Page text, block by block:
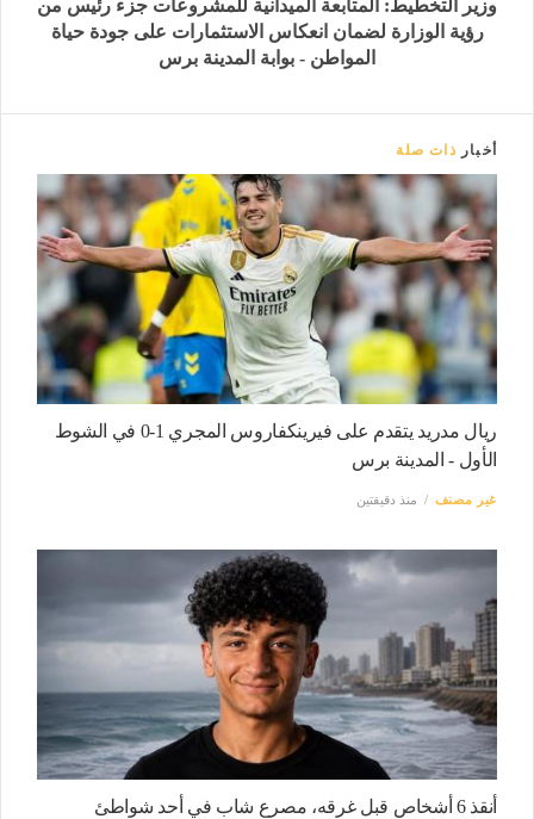
وزير التخطيط: المتابعة الميدانية للمشروعات جزء رئيس من
رؤية الوزارة لضمان انعكاس الاستثمارات على جودة حياة
المواطن - بوابة المدينة برس
أخبار ذات صلة
ريال مدريد يتقدم على فيرينكفاروس المجري 1-0 في الشوط
الأول - المدينة برس
غير مصنف منذ دقيقتين
أنقذ 6 أشخاص قبل غرقه، مصرع شاب في أحد شواطئ